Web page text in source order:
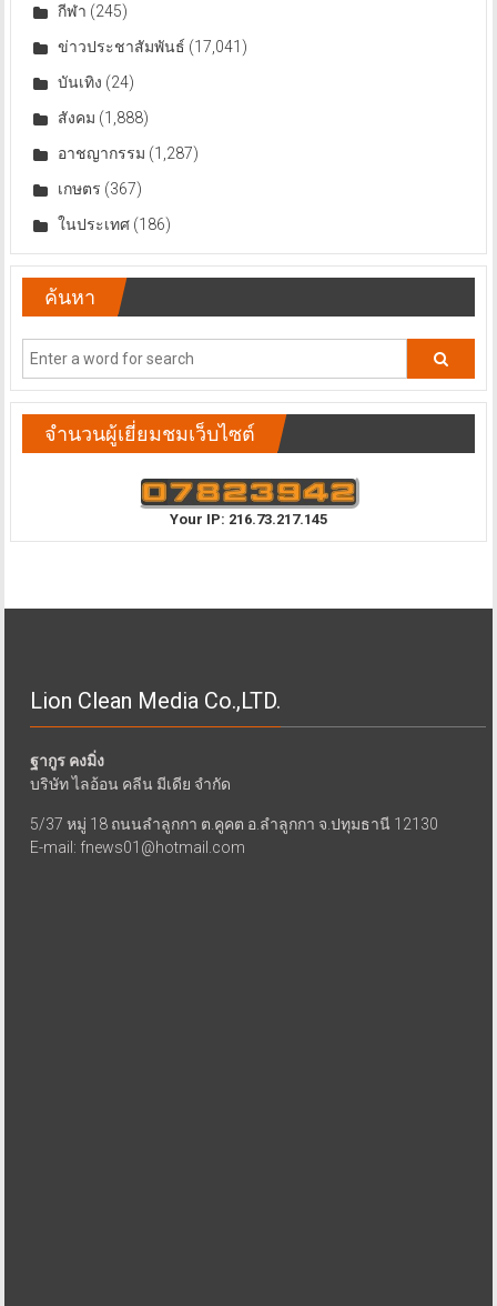
กีฬา (245)
ข่าวประชาสัมพันธ์ (17,041)
บันเทิง (24)
สังคม (1,888)
อาชญากรรม (1,287)
เกษตร (367)
ในประเทศ(186)
ค้นหา
จำนวนผู้เยี่ยมชมเว็บไซต์
Your IP: 216.73.217.145
Lion Clean Media Co.,LTD.
ฐากูร คงมิ่ง
บริษัท ไลอ้อน คลีน มีเดีย จำกัด
5/37 หมู่ 18 ถนนลำลูกกา ต.คูคต อ.ลำลูกกา จ.ปทุมธานี 12130
E-mail: fnews01@hotmail.com